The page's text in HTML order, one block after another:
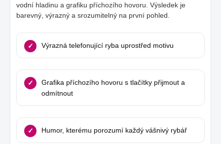
vodní hladinu a grafiku příchozího hovoru. Výsledek je
barevný, výrazný a srozumitelný na první pohled.
Výrazná telefonující ryba uprostřed motivu
Grafika příchozího hovoru s tlačítky přijmout a
odmítnout
Humor, kterému porozumí každý vášnivý rybář